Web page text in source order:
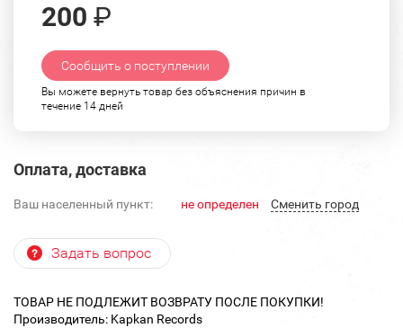
200 ₽
Сообщить о поступлении
Вы можете вернуть товар без объяснения причин в
течение 14 дней
Оплата, доставка
Ваш населенный пункт: не определен Cменить город
Задать вопрос
ТОВАР НЕ ПОДЛЕЖИТ ВОЗВРАТУ ПОСЛЕ ПОКУПКИ!
Производитель: Kapkan Records